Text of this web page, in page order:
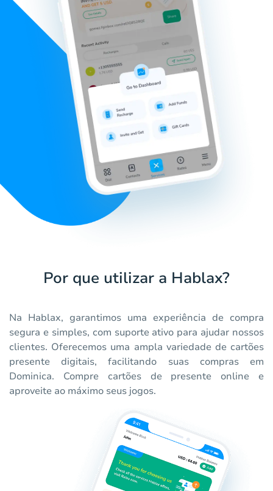
Por que utilizar a Hablax?
Na Hablax, garantimos uma experiência de compra
segura e simples, com suporte ativo para ajudar nossos
clientes. Oferecemos uma ampla variedade de cartões
presente digitais, facilitando suas compras em
Dominica. Compre cartões de presente online e
aproveite ao máximo seus jogos.